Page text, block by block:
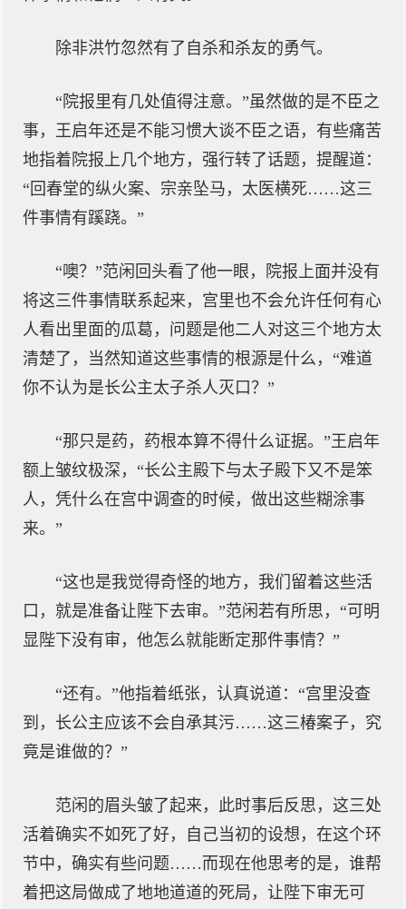
除非洪竹忽然有了自杀和杀友的勇气。
“院报里有几处值得注意。”虽然做的是不臣之
事，王启年还是不能习惯大谈不臣之语，有些痛苦
地指着院报上几个地方，强行转了话题，提醒道：
“回春堂的纵火案、宗亲坠马，太医横死……这三
件事情有蹊跷。”
“噢？”范闲回头看了他一眼，院报上面并没有
将这三件事情联系起来，宫里也不会允许任何有心
人看出里面的瓜葛，问题是他二人对这三个地方太
清楚了，当然知道这些事情的根源是什么，“难道
你不认为是长公主太子杀人灭口？”
“那只是药，药根本算不得什么证据。”王启年
额上皱纹极深，“长公主殿下与太子殿下又不是笨
人，凭什么在宫中调查的时候，做出这些糊涂事
来。”
“这也是我觉得奇怪的地方，我们留着这些活
口，就是准备让陛下去审。”范闲若有所思，“可明
显陛下没有审，他怎么就能断定那件事情？”
“还有。”他指着纸张，认真说道：“宫里没查
到，长公主应该不会自承其污……这三椿案子，究
竟是谁做的？”
范闲的眉头皱了起来，此时事后反思，这三处
活着确实不如死了好，自己当初的设想，在这个环
节中，确实有些问题……而现在他思考的是，谁帮
着把这局做成了地地道道的死局，让陛下审无可